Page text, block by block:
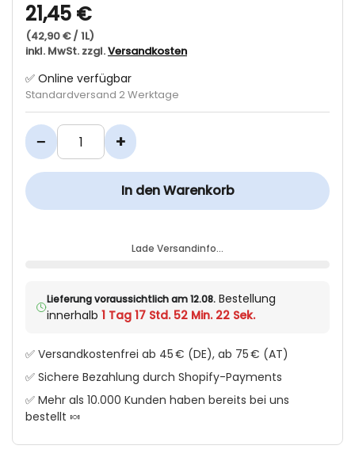
21,45 €
(42,90 € / 1L)
inkl. MwSt. zzgl.Versandkosten
✅ Online verfügbar
Standardversand 2 Werktage
− +
In den Warenkorb
Lade Versandinfo…
Lieferung voraussichtlich am 12.08.Bestellung
innerhalb 1 Tag 17 Std. 52 Min. 22 Sek.
✅ Versandkostenfrei ab 45 € (DE), ab 75 € (AT)
✅ Sichere Bezahlung durch Shopify-Payments
✅ Mehr als 10.000 Kunden haben bereits bei uns
bestellt 🍬